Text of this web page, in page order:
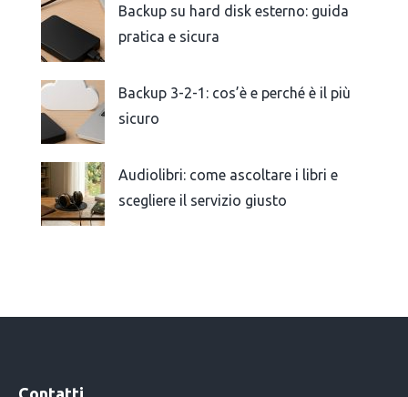
Backup su hard disk esterno: guida
pratica e sicura
Backup 3-2-1: cos’è e perché è il più
sicuro
Audiolibri: come ascoltare i libri e
scegliere il servizio giusto
Contatti